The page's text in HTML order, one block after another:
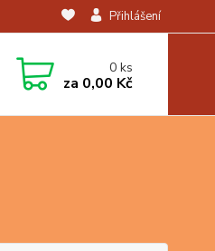
Přihlášení
0ks
za 0,00 Kč